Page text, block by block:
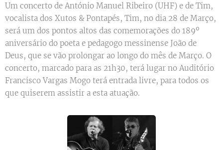
Um concerto de António Manuel Ribeiro (UHF) e de Tim,
vocalista dos Xutos & Pontapés, Tim, no dia 28 de Março,
será um dos pontos altos das comemorações do 189º
aniversário do poeta e pedagogo messinense João de
Deus, que se vão prolongar ao longo do mês de Março. O
concerto, marcado para as 21h30, terá lugar no Auditório
Francisco Vargas Mogo terá entrada livre, para todos os
que quiserem assistir a esta atuação.